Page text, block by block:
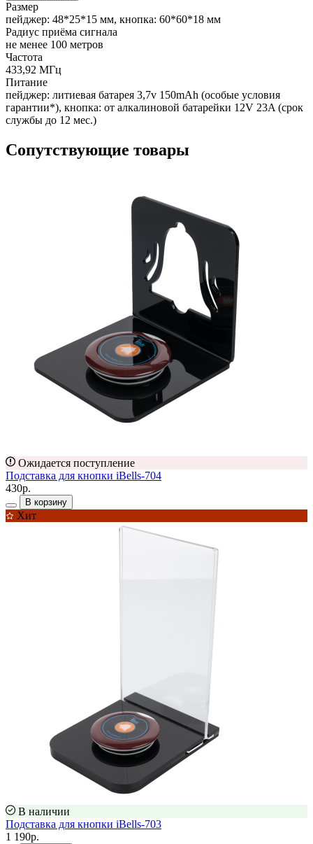
Размер
пейджер: 48*25*15 мм, кнопка: 60*60*18 мм
Радиус приёма сигнала
не менее 100 метров
Частота
433,92 МГц
Питание
пейджер: литиевая батарея 3,7v 150mAh (особые условия
гарантии*), кнопка: от алкалиновой батарейки 12V 23A (срок
службы до 12 мес.)
Сопутствующие товары
Ожидается поступление
Подставка для кнопки iBells-704
430р.
В корзину
Хит
В наличии
Подставка для кнопки iBells-703
1 190р.